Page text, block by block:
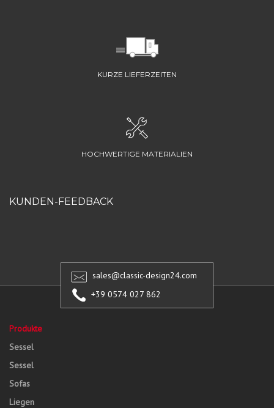
KURZE LIEFERZEITEN
HOCHWERTIGE MATERIALIEN
KUNDEN-FEEDBACK
sales@classic-design24.com
+39 0574 027 862
Produkte
Sessel
Sessel
Sofas
Liegen